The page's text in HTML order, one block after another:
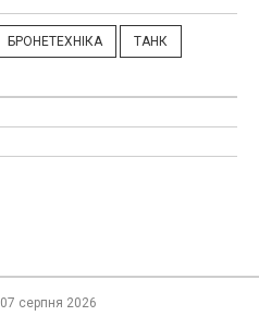
БРОНЕТЕХНІКА ТАНК
07 серпня 2026